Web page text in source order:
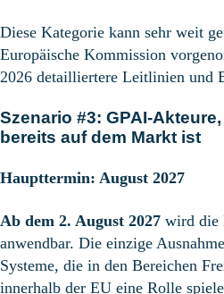
Diese Kategorie kann sehr weit
Europäische Kommission
2026 detailliertere Leitlinien und
Szenario #3: GPAI-
bereits auf dem Markt ist
Haupttermin: August 2027
Ab dem 2. August 2027 wird die
anwendbar. Die einzige
Systeme, die in den Bereichen
innerhalb der EU eine Rolle